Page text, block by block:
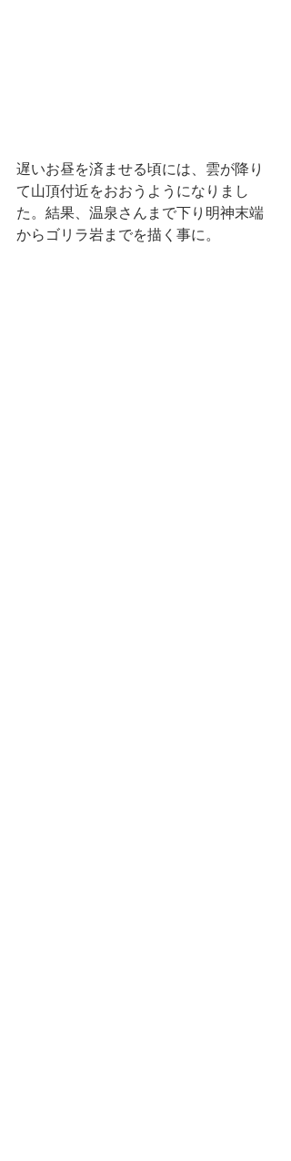
遅いお昼を済ませる頃には、雲が降り
て山頂付近をおおうようになりまし
た。結果、温泉さんまで下り明神末端
からゴリラ岩までを描く事に。